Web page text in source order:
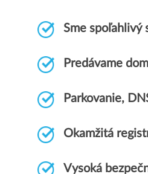
Sme spoľahlivý
Predávame
Parkovanie,
Okamžitá
Vysoká